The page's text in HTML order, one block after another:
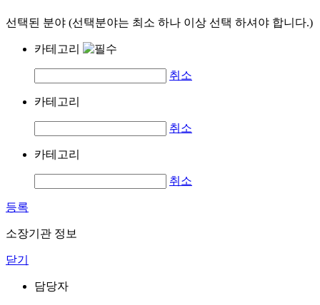
선택된 분야 (선택분야는 최소 하나 이상 선택 하셔야 합니다.)
카테고리
취소
카테고리
취소
카테고리
취소
등록
소장기관 정보
닫기
담당자